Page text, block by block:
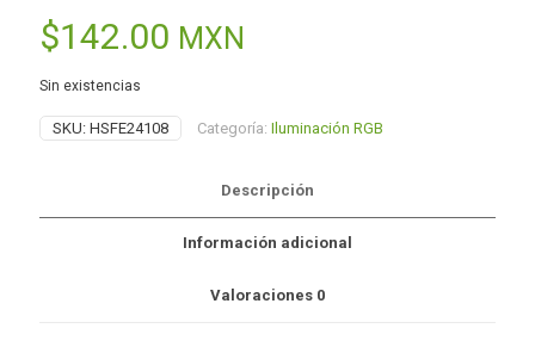
$142.00 MXN
Sin existencias
SKU: HSFE24108 Categoría: Iluminación RGB
Descripción
Información adicional
Valoraciones 0